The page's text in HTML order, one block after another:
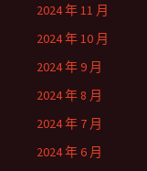
2024 年 11 月
2024 年 10 月
2024 年 9 月
2024 年 8 月
2024 年 7 月
2024 年 6 月